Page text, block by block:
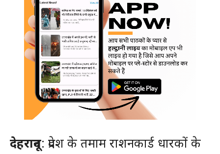
देहरादून: प्रदेश के तमाम राशनकार्ड धारकों के